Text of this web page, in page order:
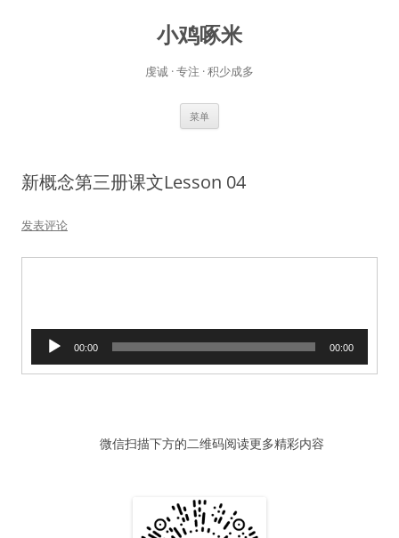
小鸡啄米
虔诚 · 专注 · 积少成多
菜单
新概念第三册课文Lesson 04
发表评论
播
00:00 00:00
微信扫描下方的二维码阅读更多精彩内容